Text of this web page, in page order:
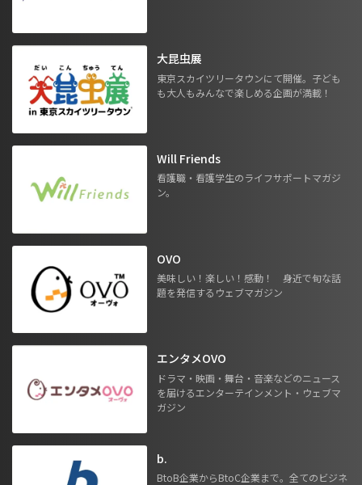
大昆虫展
東京スカイツリータウンにて開催。子ども
も大人もみんなで楽しめる企画が満載！
Will Friends
看護職・看護学生のライフサポートマガジ
ン。
OVO
美味しい！楽しい！感動！ 身近で旬な話
題を発信するウェブマガジン
エンタメOVO
ドラマ・映画・舞台・音楽などのニュース
を届けるエンターテインメント・ウェブマ
ガジン
b.
BtoB企業からBtoC企業まで。全てのビジネ